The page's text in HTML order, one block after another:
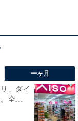
には以下のよ
チンがすっき
一ヶ月
」ダイ
全...